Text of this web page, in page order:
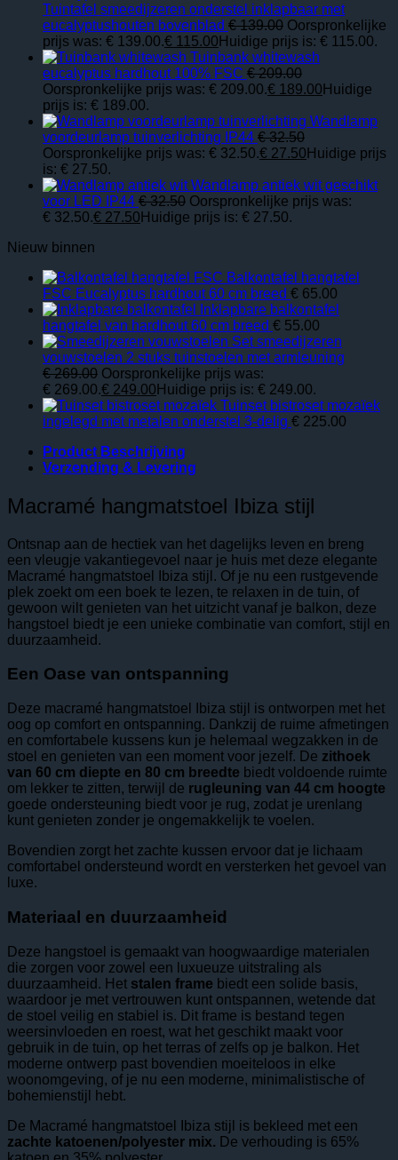
Tuintafel smeedijzeren onderstel inklapbaar met
eucalyptushouten bovenblad €139.00 Oorspronkelijke
prijs was: € 139.00.€ 115.00 Huidige prijs is: € 115.00.
Tuinbank whitewash
eucalyptus hardhout 100% FSC €209.00
Oorspronkelijke prijs was: € 209.00.€ 189.00 Huidige
prijs is: € 189.00.
Wandlamp
voordeurlamp tuinverlichting IP44 €32.50
Oorspronkelijke prijs was: € 32.50.€ 27.50 Huidige prijs
is: € 27.50.
Wandlamp antiek wit geschikt
voor LED IP44 €32.50 Oorspronkelijke prijs was:
€ 32.50.€ 27.50 Huidige prijs is: € 27.50.
Nieuw binnen
Balkontafel hangtafel
FSC Eucalyptus hardhout 60 cm breed € 65.00
Inklapbare balkontafel
hangtafel van hardhout 60 cm breed € 55.00
Set smeedijzeren
vouwstoelen 2 stuks tuinstoelen met armleuning
€269.00 Oorspronkelijke prijs was:
€ 269.00.€ 249.00 Huidige prijs is: € 249.00.
Tuinset bistroset mozaïek
ingelegd met metalen onderstel 3-delig € 225.00
Product Beschrijving
Verzending & Levering
Macramé hangmatstoel Ibiza stijl
Ontsnap aan de hectiek van het dagelijks leven en breng
een vleugje vakantiegevoel naar je huis met deze elegante
Macramé hangmatstoel Ibiza stijl. Of je nu een rustgevende
plek zoekt om een boek te lezen, te relaxen in de tuin, of
gewoon wilt genieten van het uitzicht vanaf je balkon, deze
hangstoel biedt je een unieke combinatie van comfort, stijl en
duurzaamheid.
Een Oase van ontspanning
Deze macramé hangmatstoel Ibiza stijl is ontworpen met het
oog op comfort en ontspanning. Dankzij de ruime afmetingen
en comfortabele kussens kun je helemaal wegzakken in de
stoel en genieten van een moment voor jezelf. De zithoek
van 60 cm diepte en 80 cm breedte biedt voldoende ruimte
om lekker te zitten, terwijl de rugleuning van 44 cm hoogte
goede ondersteuning biedt voor je rug, zodat je urenlang
kunt genieten zonder je ongemakkelijk te voelen.
Bovendien zorgt het zachte kussen ervoor dat je lichaam
comfortabel ondersteund wordt en versterken het gevoel van
luxe.
Materiaal en duurzaamheid
Deze hangstoel is gemaakt van hoogwaardige materialen
die zorgen voor zowel een luxueuze uitstraling als
duurzaamheid. Het stalen frame biedt een solide basis,
waardoor je met vertrouwen kunt ontspannen, wetende dat
de stoel veilig en stabiel is. Dit frame is bestand tegen
weersinvloeden en roest, wat het geschikt maakt voor
gebruik in de tuin, op het terras of zelfs op je balkon. Het
moderne ontwerp past bovendien moeiteloos in elke
woonomgeving, of je nu een moderne, minimalistische of
bohemienstijl hebt.
De Macramé hangmatstoel Ibiza stijl is bekleed met een
zachte katoenen/polyester mix. De verhouding is 65%